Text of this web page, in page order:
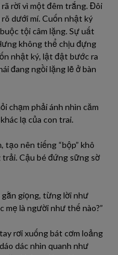
rời vì một đêm trắng. Đôi
dưới mí. Cuốn nhật ký
tội câm lặng. Sự uất
không thể chịu đựng
nhật ký, lật đật bước ra
đang ngồi lặng lẽ ở bàn
chạm phải ánh nhìn căm
lạ của con trai.
tạo nên tiếng “bộp” khô
Cậu bé đứng sững sờ
gằn giọng, từng lời như
mẹ là người như thế nào?”
rơi xuống bát cơm loảng
dác nhìn quanh như